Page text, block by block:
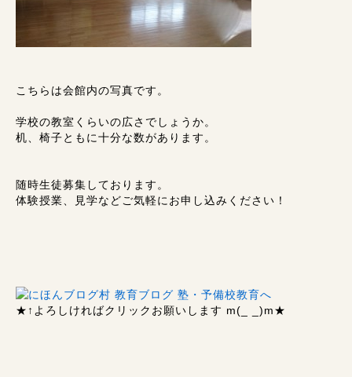
こちらは会館内の写真です。
学校の教室くらいの広さでしょうか。
机、椅子ともに十分な数があります。
随時生徒募集しております。
体験授業、見学などご気軽にお申し込みください！
★↑ よろしければクリックお願いします m(_ _)m★